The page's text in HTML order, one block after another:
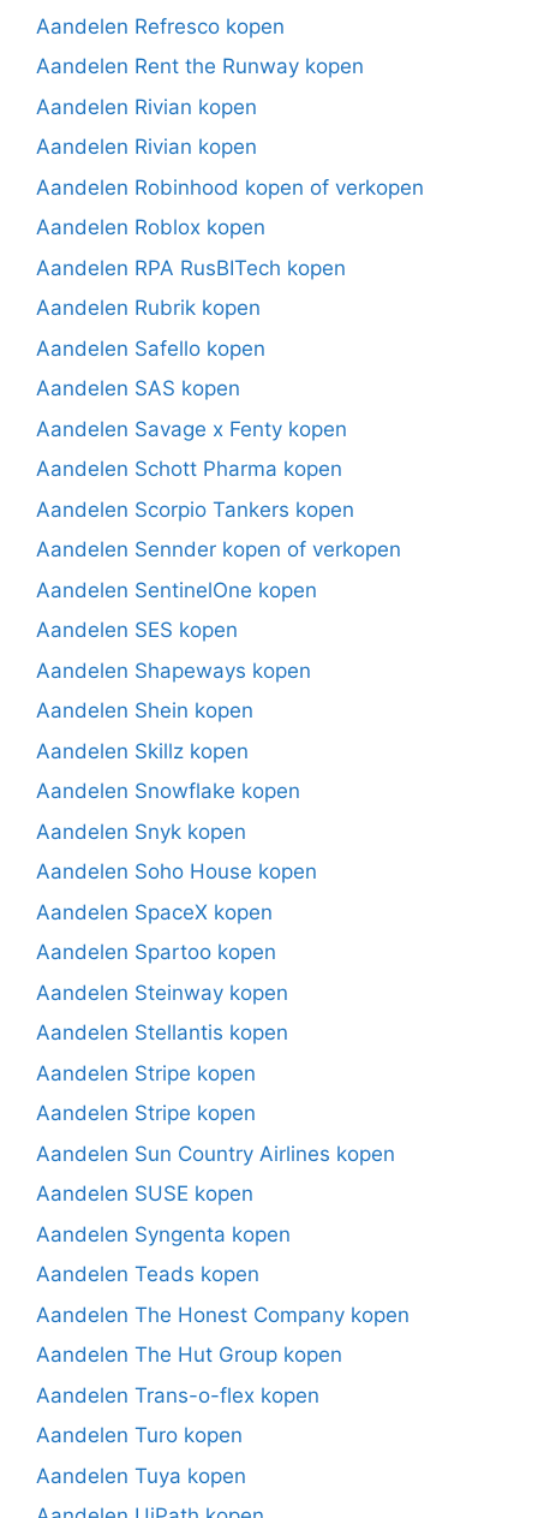
Aandelen Refresco kopen
Aandelen Rent the Runway kopen
Aandelen Rivian kopen
Aandelen Rivian kopen
Aandelen Robinhood kopen of verkopen
Aandelen Roblox kopen
Aandelen RPA RusBITech kopen
Aandelen Rubrik kopen
Aandelen Safello kopen
Aandelen SAS kopen
Aandelen Savage x Fenty kopen
Aandelen Schott Pharma kopen
Aandelen Scorpio Tankers kopen
Aandelen Sennder kopen of verkopen
Aandelen SentinelOne kopen
Aandelen SES kopen
Aandelen Shapeways kopen
Aandelen Shein kopen
Aandelen Skillz kopen
Aandelen Snowflake kopen
Aandelen Snyk kopen
Aandelen Soho House kopen
Aandelen SpaceX kopen
Aandelen Spartoo kopen
Aandelen Steinway kopen
Aandelen Stellantis kopen
Aandelen Stripe kopen
Aandelen Stripe kopen
Aandelen Sun Country Airlines kopen
Aandelen SUSE kopen
Aandelen Syngenta kopen
Aandelen Teads kopen
Aandelen The Honest Company kopen
Aandelen The Hut Group kopen
Aandelen Trans-o-flex kopen
Aandelen Turo kopen
Aandelen Tuya kopen